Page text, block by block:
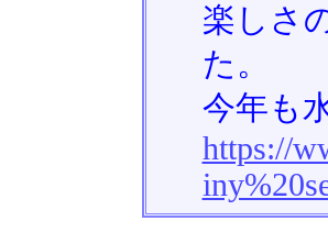
楽しさ
た。
今年も
https://